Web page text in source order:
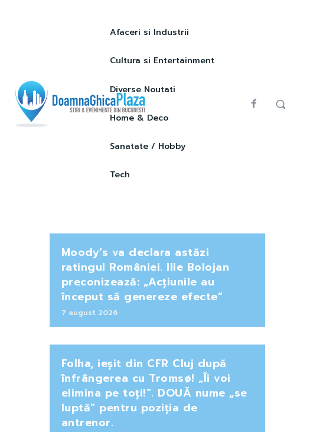
Afaceri si Industrii
Cultura si Entertainment
Diverse Noutati
Home & Deco
Sanatate / Hobby
Tech
Moody’s va declara astăzi
ratingul României. Ilie Bolojan
preconizează: „Acțiunile au
început să genereze efecte”
7 august 2026
Folha, ieșit din CFR Cluj după
înfrângerea cu Tromsø! „Îi voi
elimina pe toți!”. DOUĂ nume „se
luptă” pentru poziția de
antrenor.